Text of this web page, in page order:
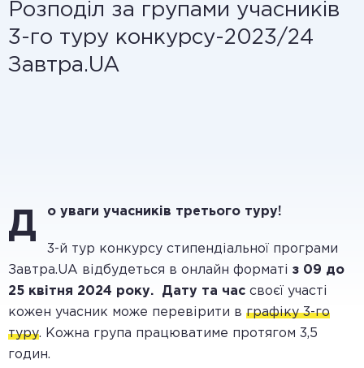
Розподіл за групами учасників
3-го туру конкурсу-2023/24
Завтра.UA
Д о уваги учасників третього туру!
3-й тур конкурсу стипендіальної програми
Завтра.UA відбудеться в онлайн форматі з 09 до
25 квітня 2024 року. Дату та час своєї участі
кожен учасник може перевірити в графіку 3-го
туру. Кожна група працюватиме протягом 3,5
годин.